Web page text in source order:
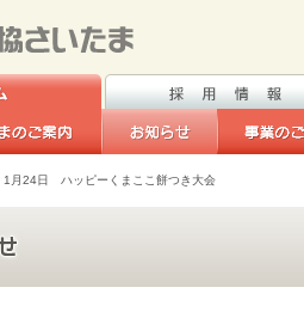
1月24日 ハッピーくまここ餅つき大会